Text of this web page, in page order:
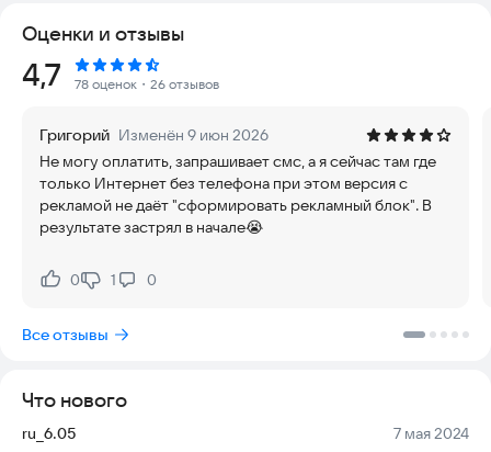
повышает логику и интеллект.
Пишем игры: изучаем программирование на Python на
примере написания простых, но демонстрирующих
Почему именно этот учебник? Я уже почти два десятка лет
работаю преподавателем информатики и сталкиваюсь с
одной иногда раздражающей вещью. Большинство
материалов, призванных "научить программированию", на
справочниками по языку: синтаксис, функции, результат.
Согласитесь, даже если мы выучим весь русско-английский
разговора нужно знать ещё тысячу тонкостей: времена,
В этом учебнике я рассказываю не только о языке Python, но
Оценки и отзывы
Рейтинг:
4,7 78 оценок ・26 отзывов
Григорий Изменён 9 июн 2026
Не могу оплатить, запрашивает смс, а я сейчас там где
только Интернет без телефона при этом версия с
рекламой не даёт "сформировать рекламный блок". В
результате застрял в начале😭
Нравится:
0Не нравится:
1 0
Все отзывы
Что нового
Версия:
ru_6.05 Дата:
7 мая 2024